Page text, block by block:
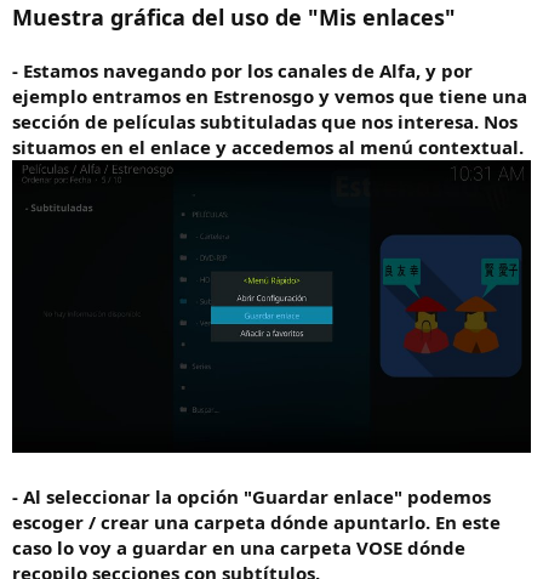
Muestra gráfica del uso de "Mis enlaces"
- Estamos navegando por los canales de Alfa, y por
ejemplo entramos en Estrenosgo y vemos que tiene una
sección de películas subtituladas que nos interesa. Nos
situamos en el enlace y accedemos al menú contextual.
- Al seleccionar la opción "Guardar enlace" podemos
escoger / crear una carpeta dónde apuntarlo. En este
caso lo voy a guardar en una carpeta VOSE dónde
recopilo secciones con subtítulos.